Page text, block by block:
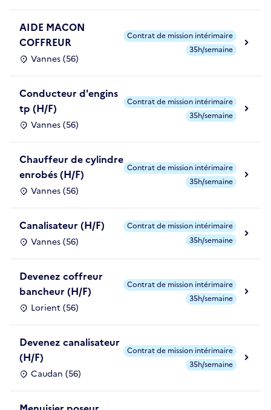
AIDE MACON
COFFREUR
Vannes (56)
Contrat de mission intérimaire
35h/semaine
Conducteur d'engins
tp (H/F)
Vannes (56)
Contrat de mission intérimaire
35h/semaine
Chauffeur de cylindre
enrobés (H/F)
Vannes (56)
Contrat de mission intérimaire
35h/semaine
Canalisateur (H/F)
Vannes (56)
Contrat de mission intérimaire
35h/semaine
Devenez coffreur
bancheur (H/F)
Lorient (56)
Contrat de mission intérimaire
35h/semaine
Devenez canalisateur
(H/F)
Caudan (56)
Contrat de mission intérimaire
35h/semaine